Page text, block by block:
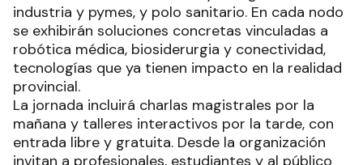
industria y pymes, y polo sanitario. En cada nodo
se exhibirán soluciones concretas vinculadas a
robótica médica, biosiderurgia y conectividad,
tecnologías que ya tienen impacto en la realidad
provincial.
La jornada incluirá charlas magistrales por la
mañana y talleres interactivos por la tarde, con
entrada libre y gratuita. Desde la organización
invitan a profesionales, estudiantes y al público